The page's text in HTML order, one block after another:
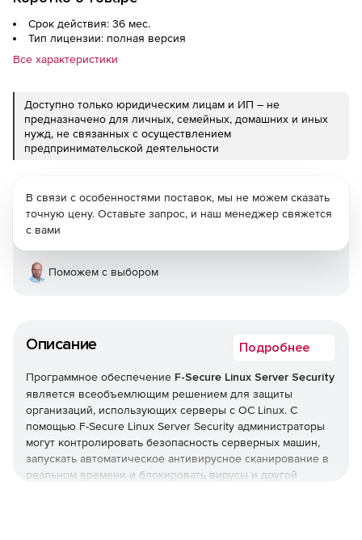
Срок действия: 36 мес.
Тип лицензии: полная версия
Все характеристики
Доступно только юридическим лицам и ИП – не
предназначено для личных, семейных, домашних и иных
нужд, не связанных с осуществлением
предпринимательской деятельности
Описание Подробнее
Программное обеспечение F-Secure Linux Server Security
является всеобъемлющим решением для защиты
организаций, использующих серверы с ОС Linux. С
помощью F-Secure Linux Server Security администраторы
могут контролировать безопасность серверных машин,
запускать автоматическое антивирусное сканирование в
реальном времени и блокировать вирусы и другой
В связи с особенностями поставок, мы не можем сказать
точную цену. Оставьте запрос, и наш менеджер свяжется
с вами
Поможем с выбором